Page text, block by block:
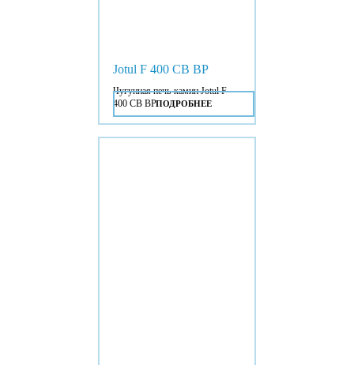
Jotul F 400 CB BP
Чугунная печь-камин Jotul F
400 CB BP.ПОДРОБНЕЕ